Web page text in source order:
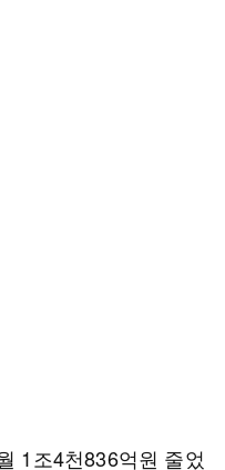
1조4천836억원 줄었